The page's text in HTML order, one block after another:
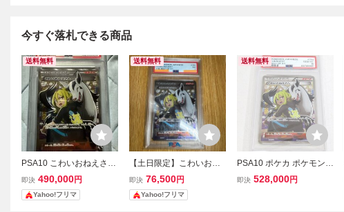
今すぐ落札できる商品
送料無料
PSA10 こわいおねえさん
SR 184/171 THE BEST O
F XY ポケモンカード
即決 490,000円
Yahoo!フリマ
送料無料
【土日限定】こわいおね
えさん SR ポケモンカ
ード XY THE BEST O
F XY 184/171 特価
即決 76,500円
Yahoo!フリマ
送料無料
PSA10 ポケカ ポケモンカ
ード こわいおねえさん 18
即決 528,000円